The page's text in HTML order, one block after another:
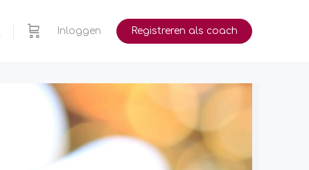
Inloggen Registreren als coach